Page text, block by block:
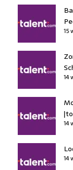
15
14
14
14